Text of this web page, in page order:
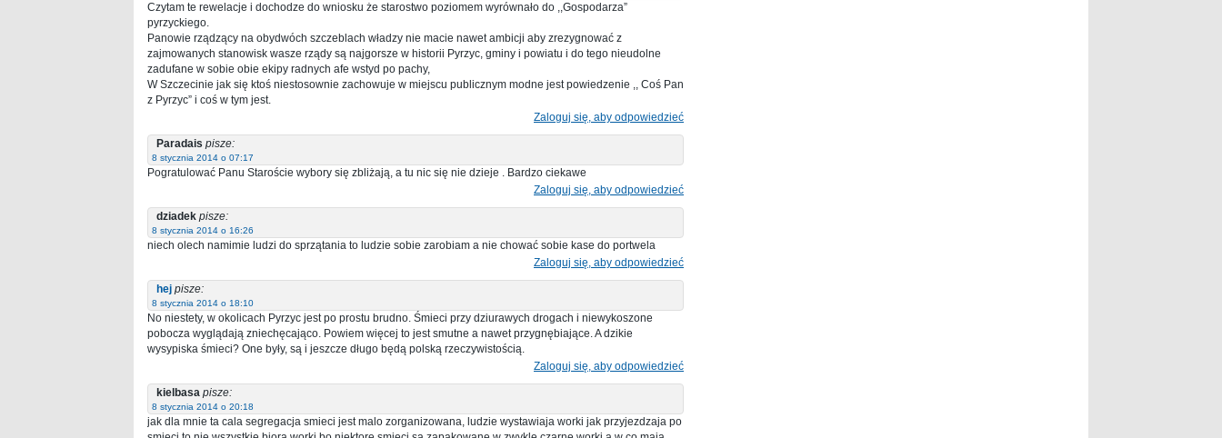
Czytam te rewelacje i dochodze do wniosku że starostwo poziomem wyrównało do ,,Gospodarza”
pyrzyckiego.
Panowie rządzący na obydwóch szczeblach władzy nie macie nawet ambicji aby zrezygnować z
zajmowanych stanowisk wasze rządy są najgorsze w historii Pyrzyc, gminy i powiatu i do tego nieudolne
zadufane w sobie obie ekipy radnych afe wstyd po pachy,
W Szczecinie jak się ktoś niestosownie zachowuje w miejscu publicznym modne jest powiedzenie ,, Coś Pan
z Pyrzyc” i coś w tym jest.
Zaloguj się, aby odpowiedzieć
Paradais pisze:
8 stycznia 2014 o 07:17
Pogratulować Panu Staroście wybory się zbliżają, a tu nic się nie dzieje . Bardzo ciekawe
Zaloguj się, aby odpowiedzieć
dziadek pisze:
8 stycznia 2014 o 16:26
niech olech namimie ludzi do sprzątania to ludzie sobie zarobiam a nie chować sobie kase do portwela
Zaloguj się, aby odpowiedzieć
hej pisze:
8 stycznia 2014 o 18:10
No niestety, w okolicach Pyrzyc jest po prostu brudno. Śmieci przy dziurawych drogach i niewykoszone
pobocza wyglądają zniechęcająco. Powiem więcej to jest smutne a nawet przygnębiające. A dzikie
wysypiska śmieci? One były, są i jeszcze długo będą polską rzeczywistością.
Zaloguj się, aby odpowiedzieć
kielbasa pisze:
8 stycznia 2014 o 20:18
jak dla mnie ta cala segregacja smieci jest malo zorganizowana, ludzie wystawiaja worki jak przyjezdzaja po